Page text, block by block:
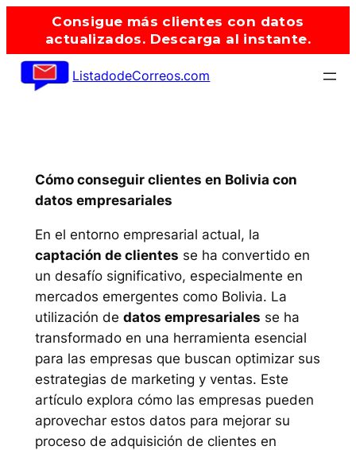
contenido
Consigue más clientes con datos
actualizados. Descarga al instante.
ListadodeCorreos.com
Cómo conseguir clientes en Bolivia con
datos empresariales
En el entorno empresarial actual, la
captación de clientes se ha convertido en
un desafío significativo, especialmente en
mercados emergentes como Bolivia. La
utilización de datos empresariales se ha
transformado en una herramienta esencial
para las empresas que buscan optimizar sus
estrategias de marketing y ventas. Este
artículo explora cómo las empresas pueden
aprovechar estos datos para mejorar su
proceso de adquisición de clientes en